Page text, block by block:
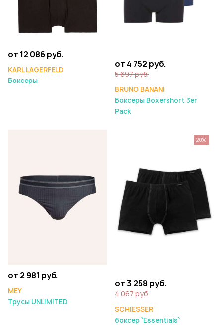
от 12 086 руб.
KARL LAGERFELD
Боксеры
от 4 752 руб.
5 697 руб.
BRUNO BANANI
Боксеры Boxershort 3er
Pack
от 2 981 руб.
MEY
Трусы UNLIMITED
от 3 258 руб.
4 067 руб.
SCHIESSER
боксер `Essentials`
20%